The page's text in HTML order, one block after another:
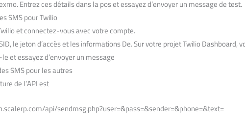
Entrez ces détails dans la pos et essayez d’envoyer un message de test.
SMS pour Twilio
et connectez-vous avec votre compte.
le jeton d’accès et les informations De. Sur votre projet Twilio
et essayez d’envoyer un message
SMS pour les autres
de l’API est
api/sendmsg.php?user=&pass=&sender=&phone=&text=